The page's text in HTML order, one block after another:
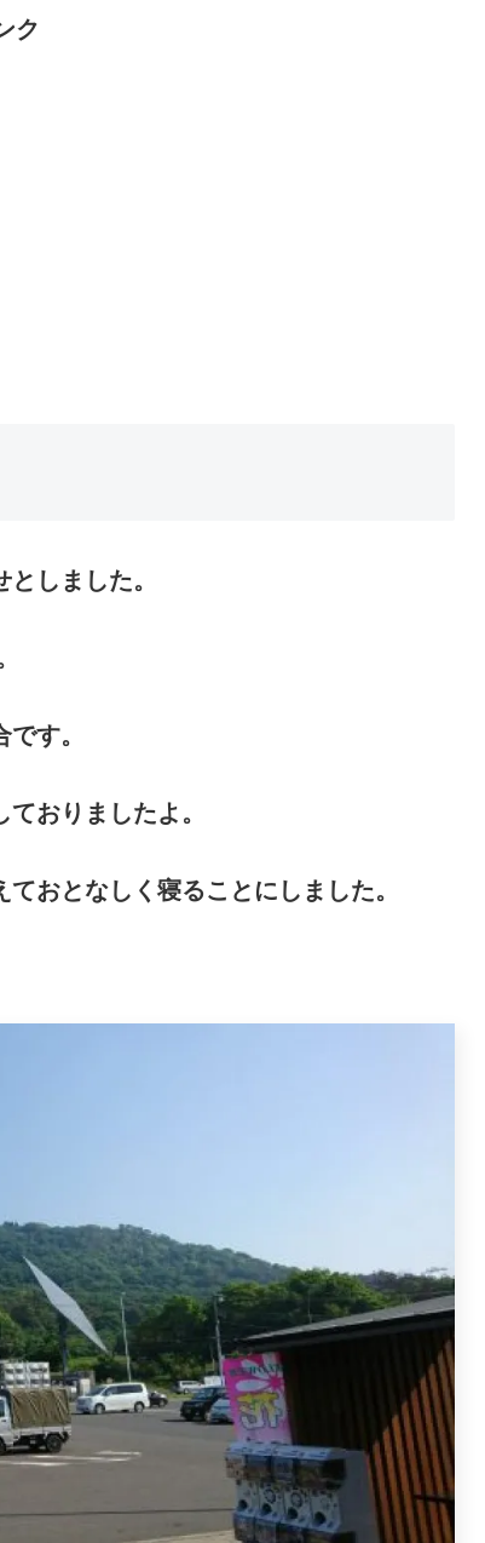
ク
しました。
す。
おりましたよ。
おとなしく寝ることにしました。